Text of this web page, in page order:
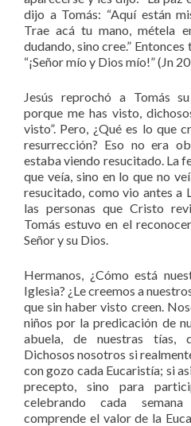
dijo a Tomás: “Aquí están
Trae acá tu mano, métela
dudando, sino cree.”
“¡Señor mío y Dios mío!” (Jn
Jesús reprochó a Tomás
porque me has visto,
visto”. Pero, ¿Qué es lo que
resurrección? Eso no era
estaba viendo resucitado. La
que veía, sino en lo que no
resucitado, como vio antes a
las personas que Cristo
Tomás estuvo en el
Señor y su Dios.
Hermanos, ¿Cómo está
Iglesia? ¿Le creemos a
que sin haber visto creen.
niños por la predicación de
abuela, de nuestras tías,
Dichosos nosotros si
con gozo cada Eucaristía; si
precepto, sino para
celebrando cada
comprende el valor de la